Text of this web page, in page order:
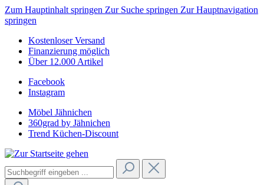
Zum Hauptinhalt springen Zur Suche springen Zur Hauptnavigation
springen
Kostenloser Versand
Finanzierung möglich
Über 12.000 Artikel
Facebook
Instagram
Möbel Jähnichen
360grad by Jähnichen
Trend Küchen-Discount